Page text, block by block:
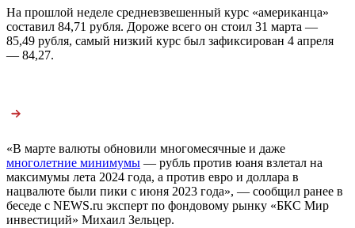
На прошлой неделе средневзвешенный курс «американца»
составил 84,71 рубля. Дороже всего он стоил 31 марта —
85,49 рубля, самый низкий курс был зафиксирован 4 апреля
— 84,27.
«В марте валюты обновили многомесячные и даже
многолетние минимумы — рубль против юаня взлетал на
максимумы лета 2024 года, а против евро и доллара в
нацвалюте были пики с июня 2023 года», — сообщил ранее в
беседе с NEWS.ru эксперт по фондовому рынку «БКС Мир
инвестиций» Михаил Зельцер.